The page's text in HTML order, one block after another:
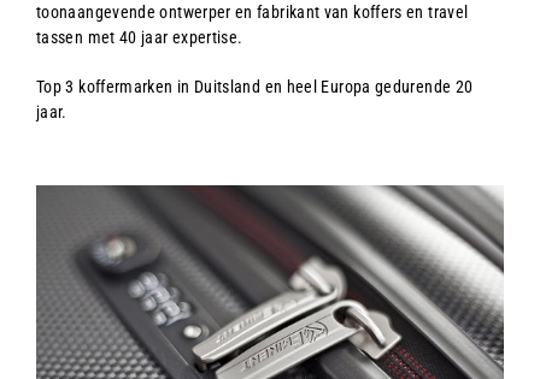
toonaangevende ontwerper en fabrikant van koffers en travel
tassen met 40 jaar expertise.
Top 3 koffermarken in Duitsland en heel Europa gedurende 20
jaar.